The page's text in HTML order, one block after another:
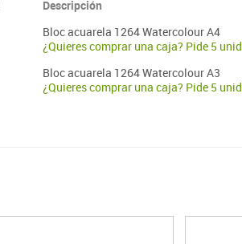
Descripción
Bloc acuarela 1264 Watercolour A4
¿Quieres comprar una caja? Pide 5
Bloc acuarela 1264 Watercolour A3
¿Quieres comprar una caja? Pide 5